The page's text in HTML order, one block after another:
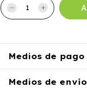
Medios de pago
Medios de envío